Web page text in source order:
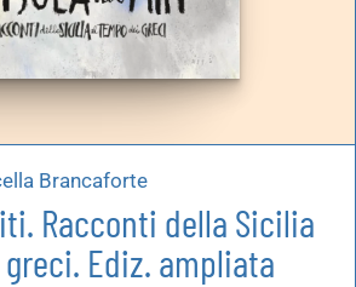
Brancaforte
Racconti della Sicilia
Ediz. ampliata